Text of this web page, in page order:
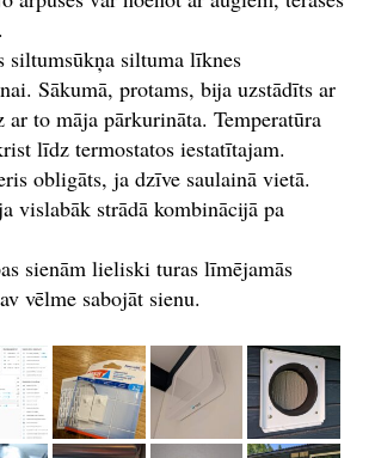
siltumsūkņa siltuma līknes
Sākumā, protams, bija uzstādīts ar
to māja pārkurināta. Temperatūra
līdz termostatos iestatītajam.
obligāts, ja dzīve saulainā vietā.
vislabāk strādā kombinācijā pa
sienām lieliski turas līmējamās
vēlme sabojāt sienu.